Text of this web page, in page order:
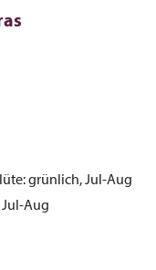
grünlich, Jul-Aug
Aug